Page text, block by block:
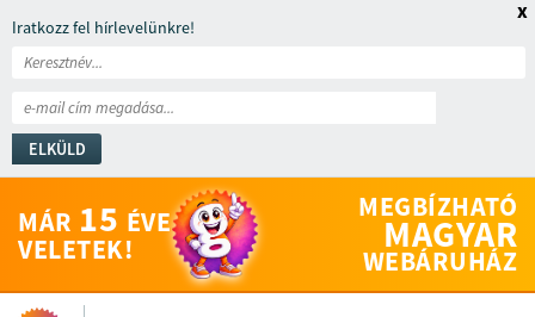
Iratkozz fel hírlevelünkre!
ELKÜLD
x
MÁR 15 ÉVE
VELETEK!
MEGBÍZHATÓ
MAGYAR
WEBÁRUHÁZ